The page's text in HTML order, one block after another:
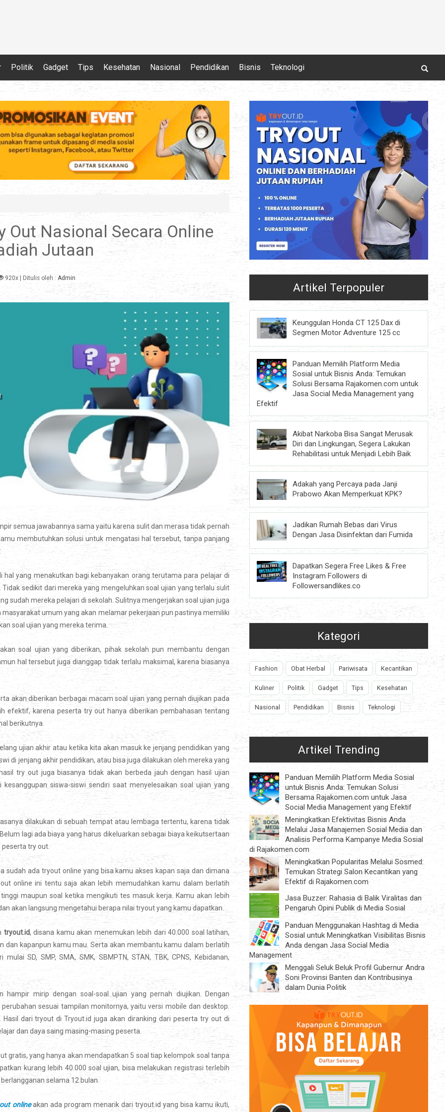
Politik Gadget Tips Kesehatan Nasional Pendidikan Bisnis Teknologi
Out Nasional Secara Online
Jutaan
920x | Ditulis oleh : Admin
semua jawabannya sama yaitu karena sulit dan merasa tidak pernah
membutuhkan solusi untuk mengatasi hal tersebut, tanpa panjang
yang menakutkan bagi kebanyakan orang terutama para pelajar di
sedikit dari mereka yang mengeluhkan soal ujian yang terlalu sulit
sudah mereka pelajari di sekolah. Sulitnya mengerjakan soal ujian juga
umum yang akan melamar pekerjaan pun pastinya memiliki
soal ujian yang mereka terima.
soal ujian yang diberikan, pihak sekolah pun membantu dengan
hal tersebut juga dianggap tidak terlalu maksimal, karena biasanya
akan diberikan berbagai macam soal ujian yang pernah diujikan pada
efektif, karena peserta try out hanya diberikan pembahasan tentang
berikutnya.
ujian akhir atau ketika kita akan masuk ke jenjang pendidikan yang
di jenjang akhir pendidikan, atau bisa juga dilakukan oleh mereka yang
try out juga biasanya tidak akan berbeda jauh dengan hasil ujian
siswa-siswi sendiri saat menyelesaikan soal ujian yang
dilakukan di sebuah tempat atau lembaga tertentu, karena tidak
lagi ada biaya yang harus dikeluarkan sebagai biaya keikutsertaan
try out.
ada tryout online yang bisa kamu akses kapan saja dan dimana
online ini tentu saja akan lebih memudahkan kamu dalam berlatih
maupun soal ketika mengikuti tes masuk kerja. Kamu akan lebih
akan langsung mengetahui berapa nilai tryout yang kamu dapatkan.
tryout.id, disana kamu akan menemukan lebih dari 40.000 soal latihan,
dan kapanpun kamu mau. Serta akan membantu kamu dalam berlatih
SD, SMP, SMA, SMK, SBMPTN, STAN, TBK, CPNS, Kebidanan,
mirip dengan soal-soal ujian yang pernah diujikan. Dengan
sesuai tampilan monitornya, yaitu versi mobile dan desktop.
dari tryout di Tryout.id juga akan diranking dari peserta try out di
dan daya saing masing-masing peserta.
gratis, yang hanya akan mendapatkan 5 soal tiap kelompok soal tanpa
kurang lebih 40.000 soal ujian, bisa melakukan registrasi terlebih
selama 12 bulan.
onlineakan ada program menarik dari tryout.id yang bisa kamu ikuti,
Artikel Terpopuler
Keunggulan Honda CT 125 Dax di
Segmen Motor Adventure 125 cc
Panduan Memilih Platform Media
Sosial untuk Bisnis Anda: Temukan
Solusi Bersama Rajakomen.com untuk
Jasa Social Media Management yang
Efektif
Akibat Narkoba Bisa Sangat Merusak
Diri dan Lingkungan, Segera Lakukan
Rehabilitasi untuk Menjadi Lebih Baik
Adakah yang Percaya pada Janji
Prabowo Akan Memperkuat KPK?
Jadikan Rumah Bebas dari Virus
Dengan Jasa Disinfektan dari Fumida
Dapatkan Segera Free Likes & Free
Instagram Followers di
Followersandlikes.co
Kategori
Fashion Obat Herbal Pariwisata Kecantikan
Kuliner Politik Gadget Tips Kesehatan
Nasional Pendidikan Bisnis Teknologi
Artikel Trending
Panduan Memilih Platform Media Sosial
untuk Bisnis Anda: Temukan Solusi
Bersama Rajakomen.com untuk Jasa
Social Media Management yang Efektif
Meningkatkan Efektivitas Bisnis Anda
Melalui Jasa Manajemen Sosial Media dan
Analisis Performa Kampanye Media Sosial
di Rajakomen.com
Meningkatkan Popularitas Melalui Sosmed:
Temukan Strategi Salon Kecantikan yang
Efektif di Rajakomen.com
Jasa Buzzer: Rahasia di Balik Viralitas dan
Pengaruh Opini Publik di Media Sosial
Panduan Menggunakan Hashtag di Media
Sosial untuk Meningkatkan Visibilitas Bisnis
Anda dengan Jasa Social Media
Management
Menggali Seluk Beluk Profil Gubernur Andra
Soni Provinsi Banten dan Kontribusinya
dalam Dunia Politik